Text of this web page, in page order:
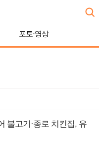
포토·영상
불고기·종로 치킨집, 유